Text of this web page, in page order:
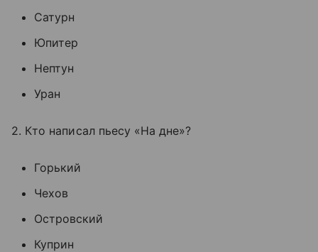
Сатурн
Юпитер
Нептун
Уран
2. Кто написал пьесу «На дне»?
Горький
Чехов
Островский
Куприн